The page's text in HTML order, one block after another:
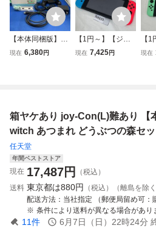
【本体同梱版】Ni
ntendo Switch あ
現在 6,380円
【1円～】【ジャ
ンク品/通電・動作
現在 7,425円
【
ンク
現在
箱ヤケあり joy-Con(L)難あり 【
witch あつまれ どうぶつの森セ
任天堂
年間ベストストア
現在 17,487円
（税込）
送料 東京都は880円
（税込）（離島を除く
配送方法
条件により送料が異なる場合があり
11件 6月7日（日）22時24分